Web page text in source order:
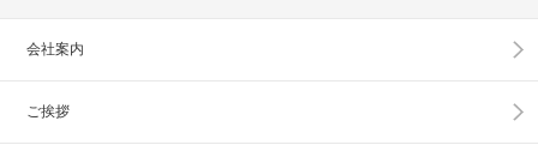
会社案内
ご挨拶